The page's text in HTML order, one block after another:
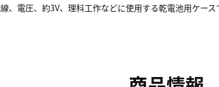
、電圧、約3V、理科工作などに使用する乾電池用ケース